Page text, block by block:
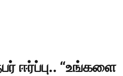
ஈர்ப்பு.. “உங்களை